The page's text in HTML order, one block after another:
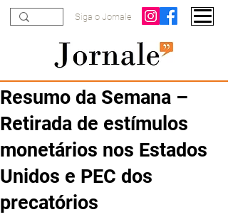
Siga o Jornale
Resumo da Semana –
Retirada de estímulos
monetários nos Estados
Unidos e PEC dos
precatórios